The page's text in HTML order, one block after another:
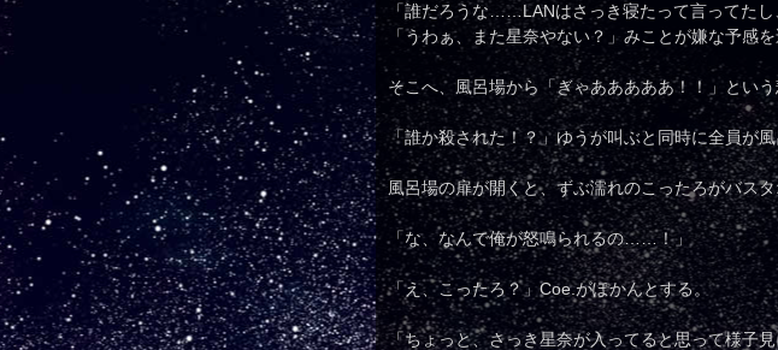
「誰だろうな……LANはさっき寝たって言ってたし
「うわぁ、また星奈やない？」みことが嫌な予感を
そこへ、風呂場から「ぎゃあああああ！！」という
「誰か殺された！？」ゆうが叫ぶと同時に全員が
風呂場の扉が開くと、ずぶ濡れのこったろがバス
「な、なんで俺が怒鳴られるの……！」
「え、こったろ？」Coe.がぽかんとする。
「ちょっと、さっき星奈が入ってると思って様子